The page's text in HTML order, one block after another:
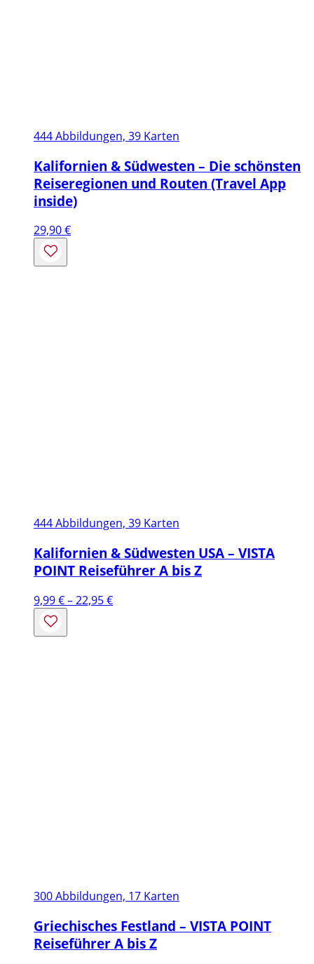
444 Abbildungen, 39 Karten
Kalifornien & Südwesten – Die schönsten
Reiseregionen und Routen (Travel App
inside)
29,90€
444 Abbildungen, 39 Karten
Kalifornien & Südwesten USA – VISTA
POINT Reiseführer A bis Z
9,99€–22,95€Preisspanne:
300 Abbildungen, 17 Karten
Griechisches Festland – VISTA POINT
Reiseführer A bis Z